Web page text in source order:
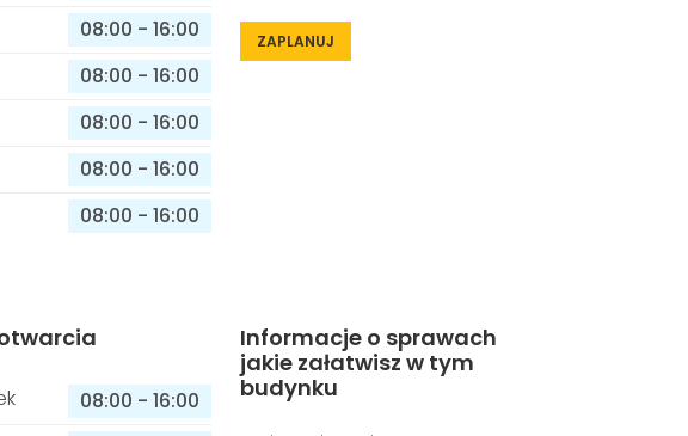
08:00 - 16:00
08:00 - 16:00
08:00 - 16:00
08:00 - 16:00
08:00 - 16:00
ZAPLANUJ
08:00 - 16:00
Informacje o sprawach
jakie załatwisz w tym
budynku